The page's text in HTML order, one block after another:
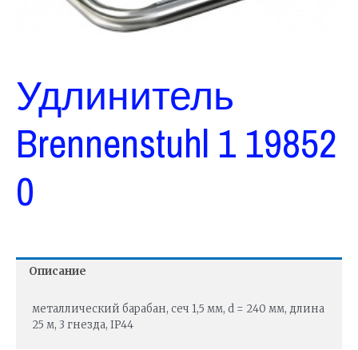
Удлинитель
Brennenstuhl 1 19852
0
Описание
металлический барабан, сеч 1,5 мм, d = 240 мм, длина
25 м, 3 гнезда, IP44